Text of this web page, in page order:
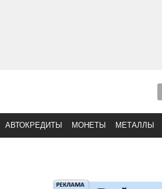
АВТОКРЕДИТЫ МОНЕТЫ МЕТАЛЛЫ